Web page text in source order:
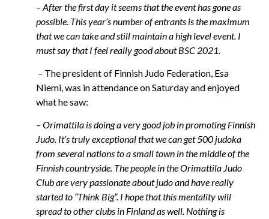
– After the first day it seems that the event has gone as
possible. This year’s number of entrants is the maximum
that we can take and still maintain a high level event. I
must say that I feel really good about BSC 2021.
– The president of Finnish Judo Federation, Esa
Niemi, was in attendance on Saturday and enjoyed
what he saw:
– Orimattila is doing a very good job in promoting Finnish
Judo. It’s truly exceptional that we can get 500 judoka
from several nations to a small town in the middle of the
Finnish countryside. The people in the Orimattila Judo
Club are very passionate about judo and have really
started to “Think Big”. I hope that this mentality will
spread to other clubs in Finland as well. Nothing is